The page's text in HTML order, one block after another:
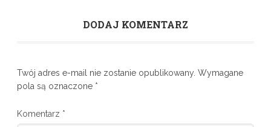
DODAJ KOMENTARZ
Twój adres e-mail nie zostanie opublikowany. Wymagane
pola są oznaczone *
Komentarz *